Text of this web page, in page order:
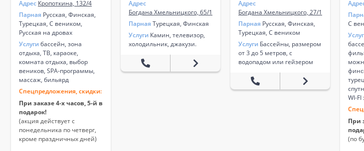
Адрес Кропоткина, 132/4
Парная Русская, Финская,
Турецкая, С веником,
Русская на дровах
Услуги бассейн, зона
отдыха, ТВ, караоке,
комната отдыха, выбор
веников, SPA-программы,
массаж, бильярд
Спецпредложения, скидки:
При заказе 4-х часов, 5-й в
подарок!
(акция действует с
понедельника по четверг,
кроме праздничных дней)
Адрес
Богдана Хмельницкого, 65/1
Парная Турецкая, Финская
Услуги Камин, телевизор,
холодильник, джакузи.
Адрес
Богдана Хмельницкого, 27/1
Парная Русская, Финская,
Турецкая, С веником
Услуги Бассейны, размером
от 3 до 5 метров, с
водопадом или гейзером
С
WI-FI
При
(по